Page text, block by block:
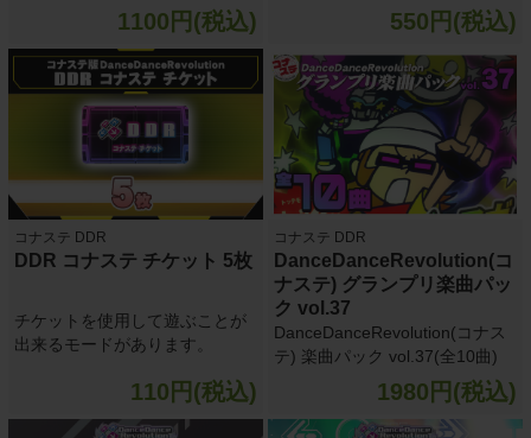
1100円(税込) 550円(税込)
コナステ DDR
DDR コナステ チケット 5枚
チケットを使用して遊ぶことが
出来るモードがあります。
110円(税込)
コナステ DDR
DanceDanceRevolution(コ
ナステ) グランプリ楽曲パッ
ク vol.37
DanceDanceRevolution(コナス
テ) 楽曲パック vol.37(全10曲)
1980円(税込)